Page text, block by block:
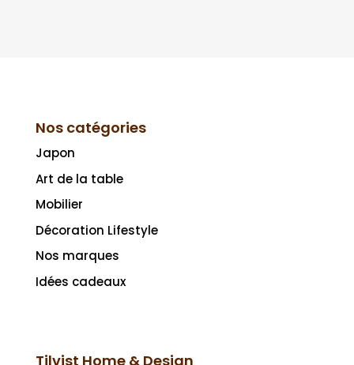
Nos catégories
Japon
Art de la table
Mobilier
Décoration Lifestyle
Nos marques
Idées cadeaux
Tilvist Home & Design